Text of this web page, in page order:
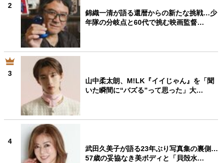
2
錦織一清が語る還暦からの新たな挑戦…少
年隊の分岐点と60代で挑む映画監督…
3
山中柔太朗、M!LK『イイじゃん』を「聞
いた瞬間に“バズる”って思った」大…
4
武田久美子が語る23年ぶり写真集の裏側…
57歳の妥協なき美ボディと「貝殻水…